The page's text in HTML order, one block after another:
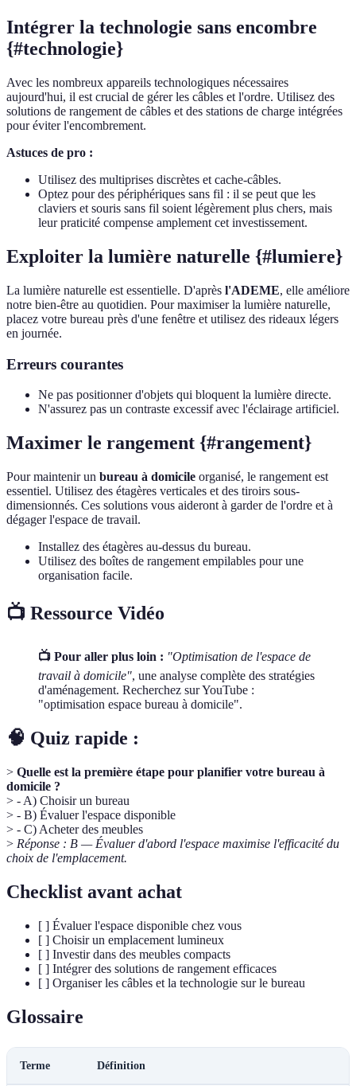
Intégrer la technologie sans encombre
{#technologie}
Avec les nombreux appareils technologiques nécessaires
aujourd'hui, il est crucial de gérer les câbles et l'ordre. Utilisez des
solutions de rangement de câbles et des stations de charge intégrées
pour éviter l'encombrement.
Astuces de pro :
Utilisez des multiprises discrètes et cache-câbles.
Optez pour des périphériques sans fil : il se peut que les
claviers et souris sans fil soient légèrement plus chers, mais
leur praticité compense amplement cet investissement.
Exploiter la lumière naturelle {#lumiere}
La lumière naturelle est essentielle. D'après l'ADEME, elle améliore
notre bien-être au quotidien. Pour maximiser la lumière naturelle,
placez votre bureau près d'une fenêtre et utilisez des rideaux légers
en journée.
Erreurs courantes
Ne pas positionner d'objets qui bloquent la lumière directe.
N'assurez pas un contraste excessif avec l'éclairage artificiel.
Maximer le rangement {#rangement}
Pour maintenir un bureau à domicile organisé, le rangement est
essentiel. Utilisez des étagères verticales et des tiroirs sous-
dimensionnés. Ces solutions vous aideront à garder de l'ordre et à
dégager l'espace de travail.
Installez des étagères au-dessus du bureau.
Utilisez des boîtes de rangement empilables pour une
organisation facile.
📺 Ressource Vidéo
📺 Pour aller plus loin : "Optimisation de l'espace de
travail à domicile", une analyse complète des stratégies
d'aménagement. Recherchez sur YouTube :
"optimisation espace bureau à domicile".
🧠 Quiz rapide :
> Quelle est la première étape pour planifier votre bureau à
domicile ?
> - A) Choisir un bureau
> - B) Évaluer l'espace disponible
> - C) Acheter des meubles
> Réponse : B — Évaluer d'abord l'espace maximise l'efficacité du
choix de l'emplacement.
Checklist avant achat
[ ] Évaluer l'espace disponible chez vous
[ ] Choisir un emplacement lumineux
[ ] Investir dans des meubles compacts
[ ] Intégrer des solutions de rangement efficaces
[ ] Organiser les câbles et la technologie sur le bureau
Glossaire
Terme Définition